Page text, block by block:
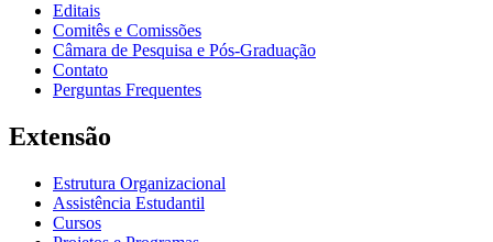
Editais
Comitês e Comissões
Câmara de Pesquisa e Pós-Graduação
Contato
Perguntas Frequentes
Extensão
Estrutura Organizacional
Assistência Estudantil
Cursos